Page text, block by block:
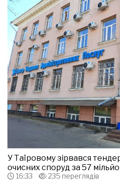
У Таїровому зірвався
очисних споруд за 57
16:33 235 переглядів